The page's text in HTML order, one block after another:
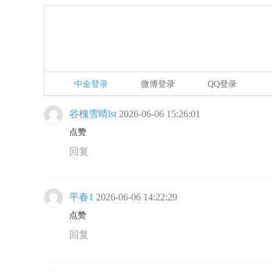
中金登录 微博登录 QQ登录
谷槐雪晴lst 2026-06-06 15:26:01
点赞
回复
平春1 2026-06-06 14:22:29
点赞
回复